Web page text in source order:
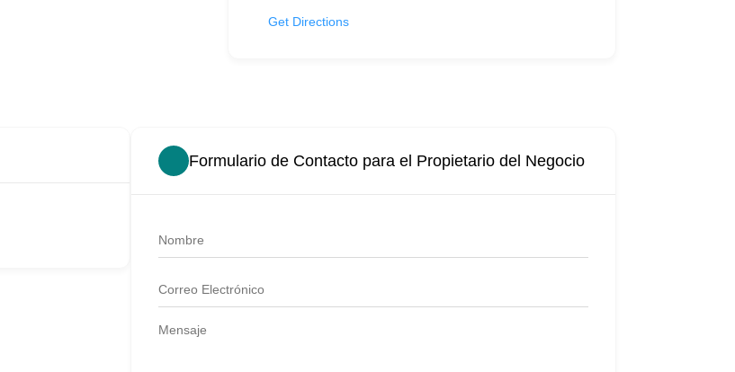
Get Directions
Formulario de Contacto para el Propietario del Negocio